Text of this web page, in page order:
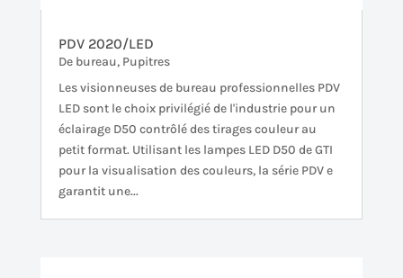
PDV 2020/LED
De bureau, Pupitres
Les visionneuses de bureau professionnelles PDV
LED sont le choix privilégié de l'industrie pour un
éclairage D50 contrôlé des tirages couleur au
petit format. Utilisant les lampes LED D50 de GTI
pour la visualisation des couleurs, la série PDV e
garantit une...